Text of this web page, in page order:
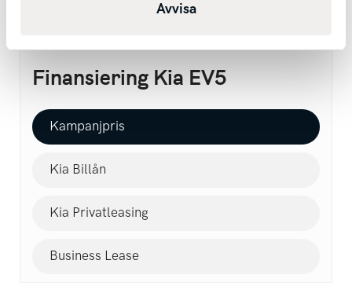
Avvisa
Finansiering Kia EV5
Kampanjpris
Kia Billån
Kia Privatleasing
Business Lease